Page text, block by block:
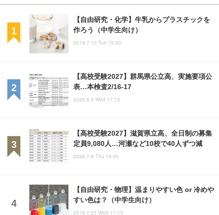
【自由研究・化学】牛乳からプラスチックを
作ろう（中学生向け）
2018.7.10 Tue 15:00
【高校受験2027】群馬県公立高、実施要項公
表…本検査2/16-17
2026.8.5 Wed 17:15
【高校受験2027】滋賀県立高、全日制の募集
定員9,080人…河瀬など10校で40人ずつ減
2026.7.9 Thu 19:45
【自由研究・物理】温まりやすい色 or 冷めや
すい色は？（中学生向け）
2018.7.25 Wed 17:15